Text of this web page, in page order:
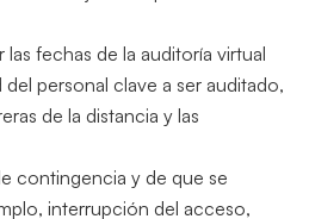
las fechas de la auditoría virtual
personal clave a ser auditado,
de la distancia y las
contingencia y de que se
interrupción del acceso,